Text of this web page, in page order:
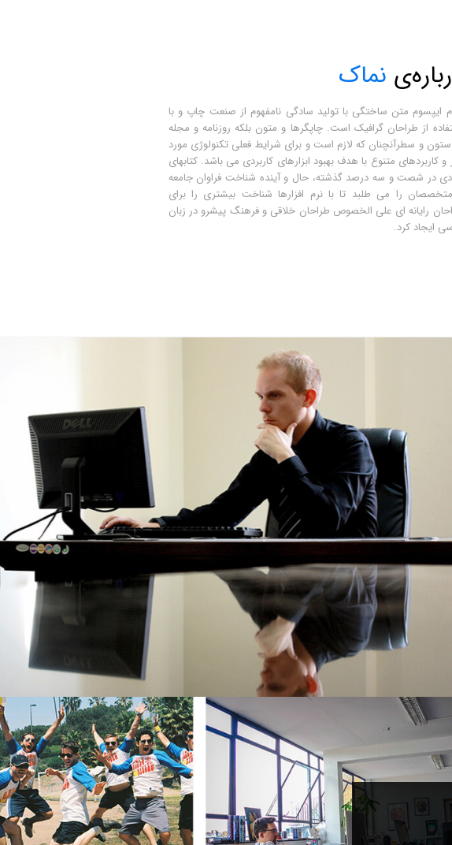
نماک
ایپسوم متن ساختگی با تولید سادگی نامفهوم از صنعت چاپ و با
از طراحان گرافیک است. چاپگرها و متون بلکه روزنامه و مجله
و سطرآنچنان که لازم است و برای شرایط فعلی تکنولوژی مورد
و کاربردهای متنوع با هدف بهبود ابزارهای کاربردی می باشد. کتابهای
در شصت و سه درصد گذشته، حال و آینده شناخت فراوان جامعه
را می طلبد تا با نرم افزارها شناخت بیشتری را برای
رایانه ای علی الخصوص طراحان خلاقی و فرهنگ پیشرو در زبان
ایجاد کرد.